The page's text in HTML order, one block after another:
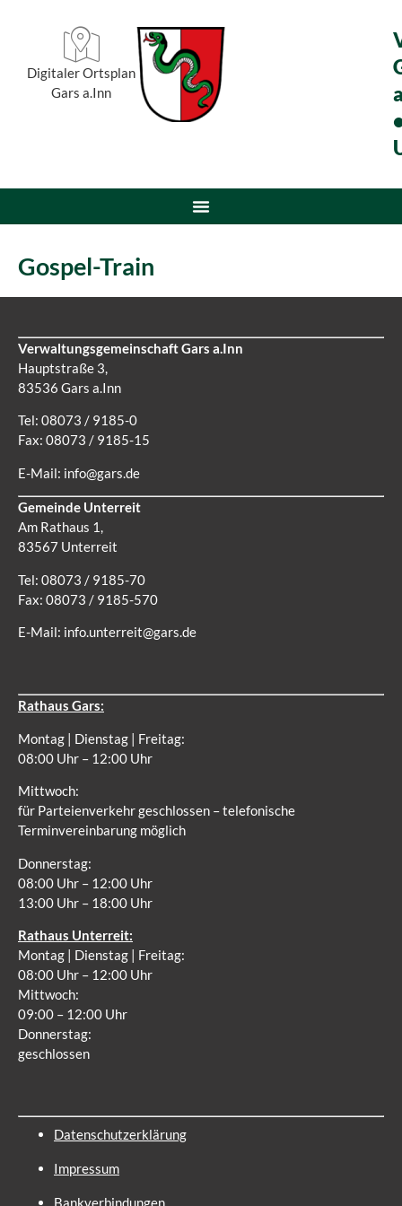
Digitaler Ortsplan
Gars a.Inn
Gospel-Train
Verwaltungsgemeinschaft Gars a.Inn
Hauptstraße 3,
83536 Gars a.Inn
Tel: 08073 / 9185-0
Fax: 08073 / 9185-15
E-Mail: info@gars.de
Gemeinde Unterreit
Am Rathaus 1,
83567 Unterreit
Tel: 08073 / 9185-70
Fax: 08073 / 9185-570
E-Mail: info.unterreit@gars.de
Rathaus Gars:
Montag | Dienstag | Freitag:
08:00 Uhr – 12:00 Uhr
Mittwoch:
für Parteienverkehr geschlossen – telefonische
Terminvereinbarung möglich
Donnerstag:
08:00 Uhr – 12:00 Uhr
13:00 Uhr – 18:00 Uhr
Rathaus Unterreit:
Montag | Dienstag | Freitag:
08:00 Uhr – 12:00 Uhr
Mittwoch:
09:00 – 12:00 Uhr
Donnerstag:
geschlossen
Datenschutzerklärung
Impressum
Bankverbindungen